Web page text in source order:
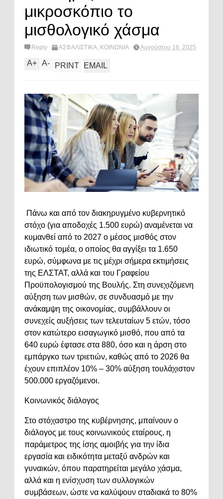
μικροσκόπιο το
μισθολογικό χάσμα
Reply ΑΣΦΑΛΙΣΤΙΚΑ, ΚΟΙΝΩΝΙΑ Αυγούστου 16, 2025
A+ A- PRINT EMAIL
Πάνω και από τον διακηρυγμένο κυβερνητικό
στόχο (για αποδοχές 1.500 ευρώ) αναμένεται να
κυμανθεί από το 2027 ο μέσος μισθός στον
ιδιωτικό τομέα, ο οποίος θα αγγίξει τα 1.650
ευρώ, σύμφωνα με τις μέχρι σήμερα εκτιμήσεις
της ΕΛΣΤΑΤ, αλλά και του Γραφείου
Προϋπολογισμού της Βουλής. Στη συνεχιζόμενη
αύξηση των μισθών, σε συνδυασμό με την
ανάκαμψη της οικονομίας, συμβάλλουν οι
συνεχείς αυξήσεις των τελευταίων 5 ετών, τόσο
στον κατώτερο εισαγωγικό μισθό, που από τα
640 ευρώ έφτασε στα 880, όσο και η άρση στο
εμπάργκο των τριετιών, καθώς από το 2026 θα
έχουν επιπλέον 10% – 30% αύξηση τουλάχιστον
500.000 εργαζόμενοι.
Κοινωνικός διάλογος
Στο στόχαστρο της κυβέρνησης, μπαίνουν ο
διάλογος με τους κοινωνικούς εταίρους, η
παράμετρος της ίσης αμοιβής για την ίδια
εργασία και ειδικότητα μεταξύ ανδρών και
γυναικών, όπου παρατηρείται μεγάλο χάσμα,
αλλά και η ενίσχυση των συλλογικών
συμβάσεων, ώστε να καλύψουν σταδιακά το 80%